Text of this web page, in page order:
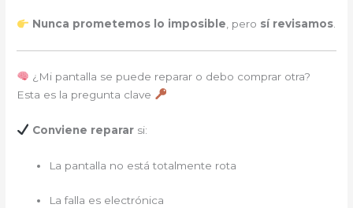
Nunca prometemos lo imposible, pero sí revisamos.
¿Mi pantalla se puede reparar o debo comprar otra?
Esta es la pregunta clave
Conviene repararsi:
La pantalla no está totalmente rota
La falla es electrónica